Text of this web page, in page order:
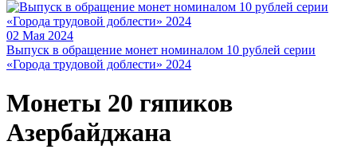
02 Мая 2024
Выпуск в обращение монет номиналом 10 рублей серии
«Города трудовой доблести» 2024
Монеты 20 гяпиков
Азербайджана